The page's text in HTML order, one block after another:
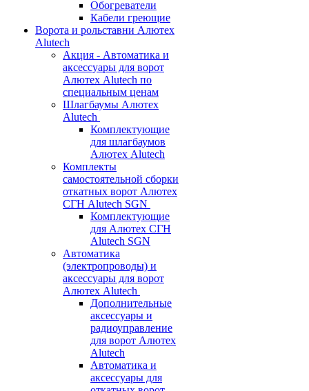
Обогреватели
Кабели греющие
Ворота и рольставни Алютех
Alutech
Акция - Автоматика и
аксессуары для ворот
Алютех Alutech по
специальным ценам
Шлагбаумы Алютех
Alutech
Комплектующие
для шлагбаумов
Алютех Alutech
Комплекты
самостоятельной сборки
откатных ворот Алютех
СГН Alutech SGN
Комплектующие
для Алютех СГН
Alutech SGN
Автоматика
(электропроводы) и
аксессуары для ворот
Алютех Alutech
Дополнительные
аксессуары и
радиоуправление
для ворот Алютех
Alutech
Автоматика и
аксессуары для